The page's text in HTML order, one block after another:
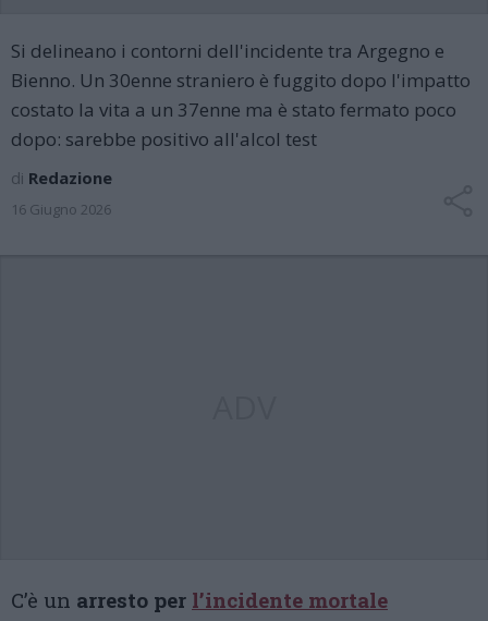
Si delineano i contorni dell'incidente tra Argegno e
Bienno. Un 30enne straniero è fuggito dopo l'impatto
costato la vita a un 37enne ma è stato fermato poco
dopo: sarebbe positivo all'alcol test
di Redazione
16 Giugno 2026
C’è un arresto per l’incidente mortale